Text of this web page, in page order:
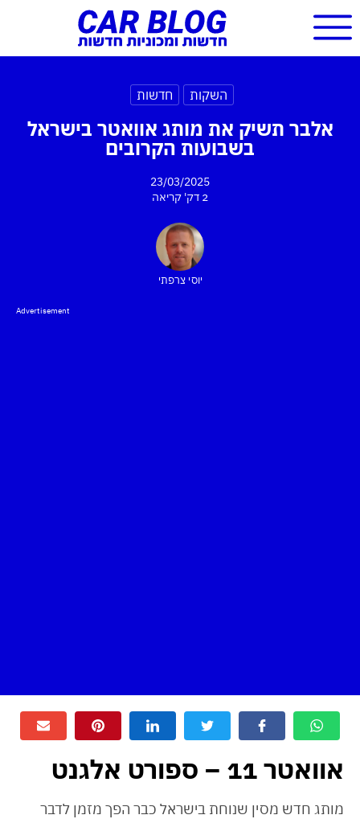
השקות חדשות
אלבר תשיק את מותג אוואטר בישראל
בשבועות הקרובים
23/03/2025
2 דק'
קריאה
יוסי צרפתי
Advertisement
אוואטר 11 – ספורט אלגנט
מותג חדש מסין שנוחת בישראל כבר הפך מזמן לדבר